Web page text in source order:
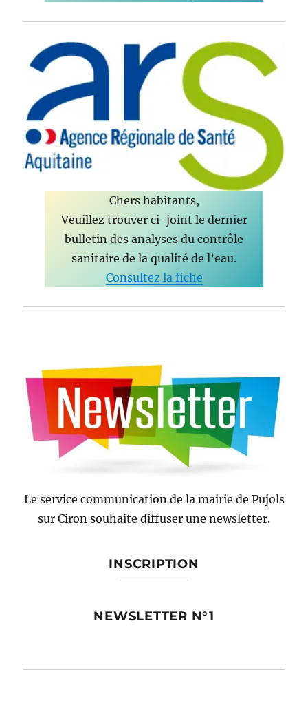
Chers habitants,
Veuillez trouver ci-joint le dernier
bulletin des analyses du contrôle
sanitaire de la qualité de l’eau.
Consultez la fiche
Le service communication de la mairie de Pujols
sur Ciron souhaite diffuser une newsletter.
INSCRIPTION
NEWSLETTER N°1